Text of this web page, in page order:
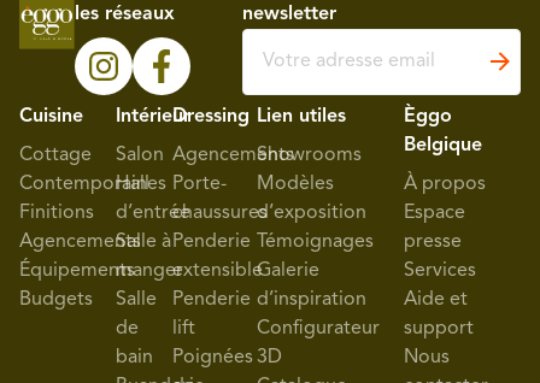
les réseaux
newsletter
Cuisine
Cottage
Contemporaines
Finitions
Agencements
Équipements
Budgets
Intérieur
Salon
Hall
d’entrée
Salle à
manger
Salle
de
bain
Dressing
Agencements
Porte-
chaussures
Penderie
extensible
Penderie
lift
Poignées
Lien utiles
Showrooms
Modèles
d’exposition
Témoignages
Galerie
d’inspiration
Configurateur
3D
Èggo
Belgique
À propos
Espace
presse
Services
Aide et
support
Nous